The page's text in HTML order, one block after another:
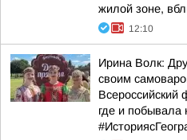
жилой зоне,
12:10
Ирина Волк:
своим
Всероссийский
где и побывала